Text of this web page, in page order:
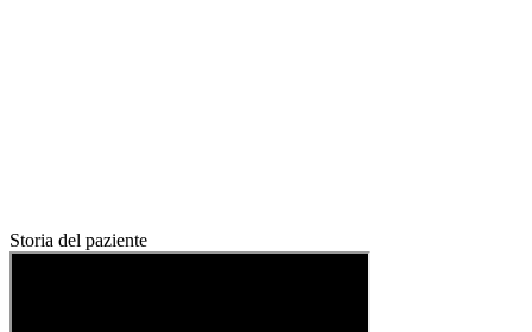
Storia del paziente